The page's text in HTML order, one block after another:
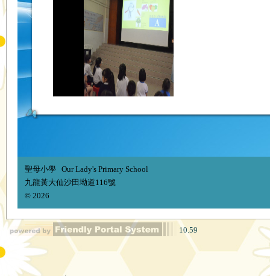
聖母小學 Our Lady's Primary School
九龍黃大仙沙田坳道116號
© 2026
10.59